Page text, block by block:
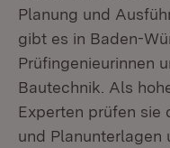
Planung und
gibt es in Baden-
Prüfingenieurinnen
Bautechnik. Als
Experten prüfen sie
und Planunterlagen